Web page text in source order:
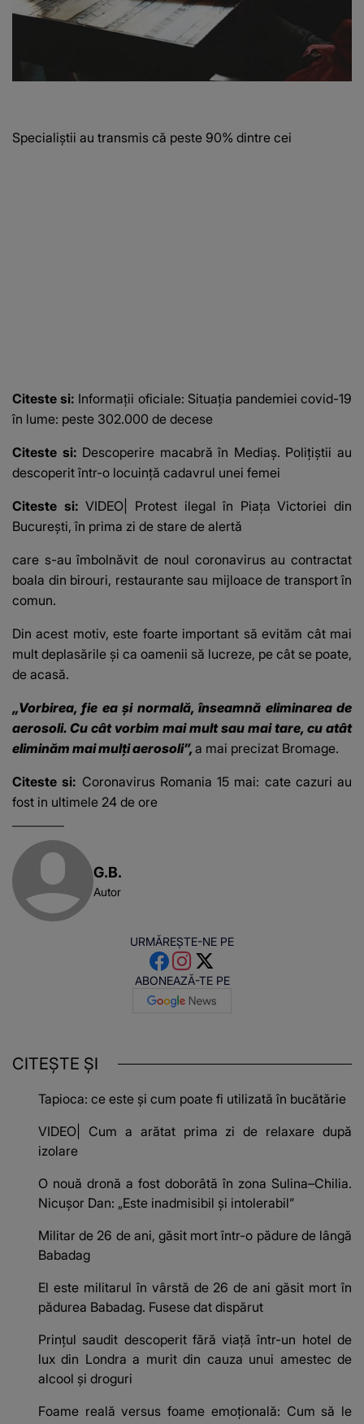
Specialiștii au transmis că peste 90% dintre cei
Citeste si: Informații oficiale: Situaţia pandemiei covid-19
în lume: peste 302.000 de decese
Citeste si: Descoperire macabră în Mediaș. Poliţiştii au
descoperit într-o locuinţă cadavrul unei femei
Citeste si:VIDEO| Protest ilegal în Piaţa Victoriei din
Bucureşti, în prima zi de stare de alertă
care s-au îmbolnăvit de noul coronavirus au contractat
boala din birouri, restaurante sau mijloace de transport în
comun.
Din acest motiv, este foarte important să evităm cât mai
mult deplasările și ca oamenii să lucreze, pe cât se poate,
de acasă.
„Vorbirea, fie ea şi normală, înseamnă eliminarea de
aerosoli. Cu cât vorbim mai mult sau mai tare, cu atât
eliminăm mai mulţi aerosoli”, a mai precizat Bromage.
Citeste si: Coronavirus Romania 15 mai: cate cazuri au
fost in ultimele 24 de ore
G.B.
Autor
URMĂREȘTE-NE PE
ABONEAZĂ-TE PE
CITEȘTE ȘI
Tapioca: ce este și cum poate fi utilizată în bucătărie
VIDEO| Cum a arătat prima zi de relaxare după
izolare
O nouă dronă a fost doborâtă în zona Sulina–Chilia.
Nicușor Dan: „Este inadmisibil şi intolerabil”
Militar de 26 de ani, găsit mort într-o pădure de lângă
Babadag
El este militarul în vârstă de 26 de ani găsit mort în
pădurea Babadag. Fusese dat dispărut
Prințul saudit descoperit fără viață într-un hotel de
lux din Londra a murit din cauza unui amestec de
alcool și droguri
Foame reală versus foame emoțională: Cum să le